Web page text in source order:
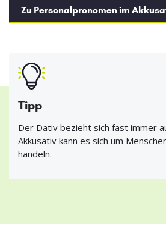
Zu Personalpronomen im
Tipp
Der Dativ bezieht sich fast immer
Akkusativ kann es sich um
handeln.